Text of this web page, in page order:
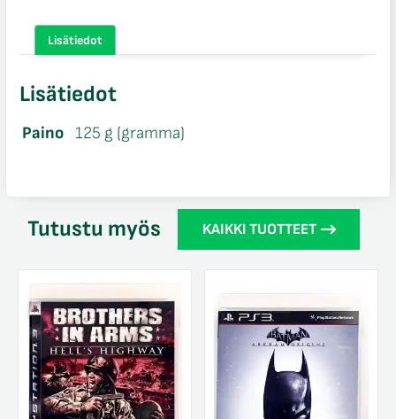
Lisätiedot
Lisätiedot
Paino 125 g (gramma)
Tutustu myös KAIKKI TUOTTEET